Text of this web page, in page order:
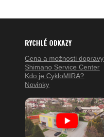
RYCHLÉ ODKAZY
Cena a možnosti dopravy
Shimano Service Center
Kdo je CykloMIRA?
Novinky